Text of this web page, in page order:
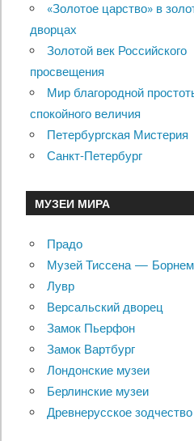
«Золотое царство» в
дворцах
Золотой век Российского
просвещения
Мир благородной
спокойного величия
Петербургская Мистерия
Санкт-Петербург
МУЗЕИ МИРА
Прадо
Музей Тиссена —
Лувр
Версальский дворец
Замок Пьерфон
Замок Вартбург
Лондонские музеи
Берлинские музеи
Древнерусское зодчество